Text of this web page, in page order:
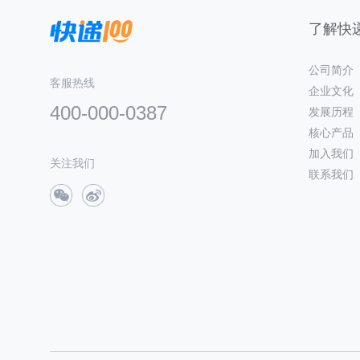
客服热线
400-000-0387
关注我们
了解快
公司简介
企业文化
发展历程
核心产品
加入我们
联系我们